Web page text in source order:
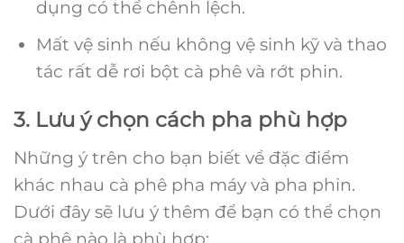
dụng có thể chênh lệch.
Mất vệ sinh nếu không vệ sinh kỹ và thao
tác rất dễ rơi bột cà phê và rớt phin.
3. Lưu ý chọn cách pha phù hợp
Những ý trên cho bạn biết về đặc điểm
khác nhau cà phê pha máy và pha phin.
Dưới đây sẽ lưu ý thêm để bạn có thể chọn
cà phê nào là phù hợp: